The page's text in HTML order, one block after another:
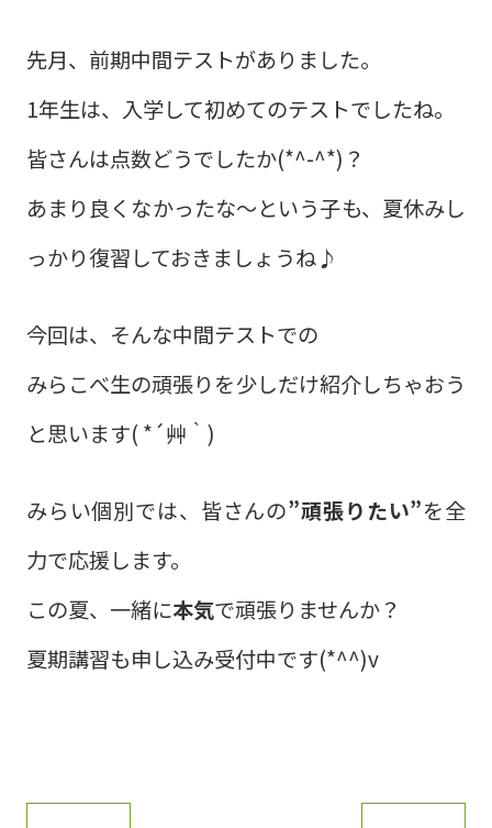
先月、前期中間テストがありました。
1年生は、入学して初めてのテストでしたね。
皆さんは点数どうでしたか(*^-^*)？
あまり良くなかったな～という子も、夏休みし
っかり復習しておきましょうね♪
今回は、そんな中間テストでの
みらこべ生の頑張りを少しだけ紹介しちゃおう
と思います( *´艸｀)
みらい個別では、皆さんの”頑張りたい”を全
力で応援します。
この夏、一緒に本気で頑張りませんか？
夏期講習も申し込み受付中です(*^^)v